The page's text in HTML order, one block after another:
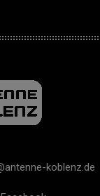
koblenz.de